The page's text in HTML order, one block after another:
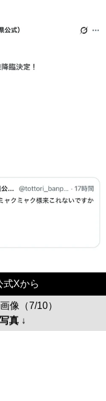
式Xから
像（7/10）
真 ↓